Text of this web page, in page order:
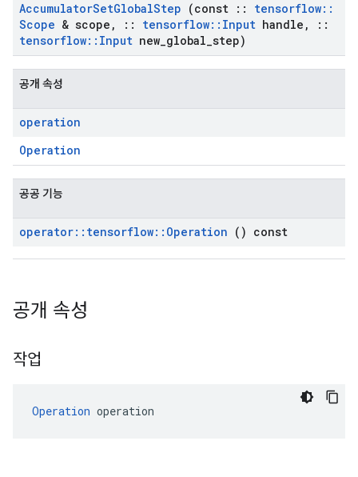
AccumulatorSetGlobalStep (const :: tensorflow::
Scope & scope , :: tensorflow:: Input handle ,
::
tensorflow:: Input new global step)
공개 속성
operation
Operation
공공 기능
operator:: tensorflow:: Operation () const
공개 속성
작업
Operation operation